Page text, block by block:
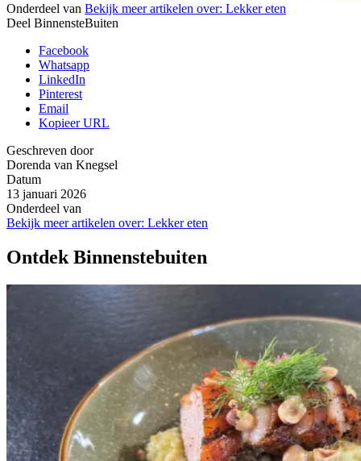
Onderdeel van Bekijk meer artikelen over: Lekker eten
Deel BinnensteBuiten
Facebook
Whatsapp
LinkedIn
Pinterest
Email
Kopieer URL
Geschreven door
Dorenda van Knegsel
Datum
13 januari 2026
Onderdeel van
Bekijk meer artikelen over: Lekker eten
Ontdek Binnenstebuiten